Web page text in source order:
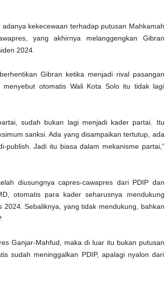
kekecewaan terhadap putusan Mahkamah
yang akhirnya melanggengkan Gibran
2024.
Gibran ketika menjadi rival pasangan
menyebut otomatis Wali Kota Solo itu tidak lagi
sudah bukan lagi menjadi kader partai. Itu
sanksi. Ada yang disampaikan tertutup, ada
publish. Jadi itu biasa dalam mekanisme partai,”
diusungnya capres-cawapres dari PDIP dan
otomatis para kader seharusnya mendukung
Sebaliknya, yang tidak mendukung, bahkan
Ganjar-Mahfud, maka di luar itu bukan putusan
sudah meninggalkan PDIP, apalagi nyalon dari